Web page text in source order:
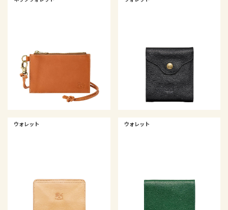
ウォレット ウォレット